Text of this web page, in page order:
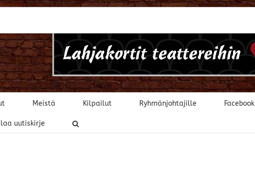
Meistä Kilpailut Ryhmänjohtajille Facebook
uutiskirje